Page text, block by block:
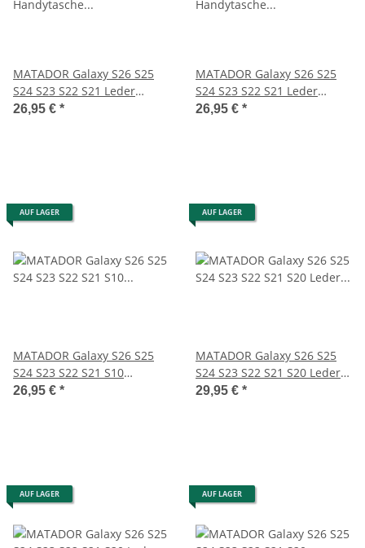
MATADOR Galaxy S26 S25
S24 S23 S22 S21 Leder
Handytasche Braun
26,95 € *
MATADOR Galaxy S26 S25
S24 S23 S22 S21 Leder
Handytasche Schwarz
26,95 € *
AUF LAGER
MATADOR Galaxy S26 S25
S24 S23 S22 S21 S10
Lederhülle Quer Braun
26,95 € *
AUF LAGER
MATADOR Galaxy S26 S25
S24 S23 S22 S21 S20 Leder
Quertasche Braun
29,95 € *
AUF LAGER AUF LAGER